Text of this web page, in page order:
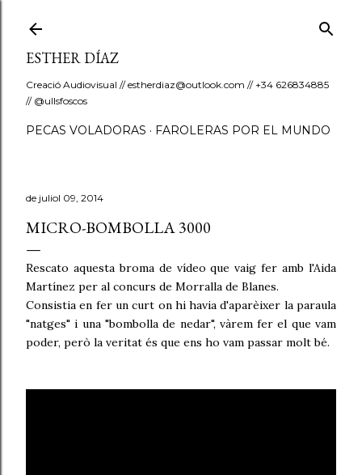
ESTHER DÍAZ
Creació Audiovisual // estherdiaz@outlook.com // +34 626834885
// @ullsfoscos
PECAS VOLADORAS FAROLERAS POR EL MUNDO
de juliol 09, 2014
MICRO-BOMBOLLA 3000
Rescato aquesta broma de vídeo que vaig fer amb l'Aida
Martínez per al concurs de Morralla de Blanes.
Consistia en fer un curt on hi havia d'aparèixer la paraula
"natges" i una "bombolla de nedar", vàrem fer el que vam
poder, però la veritat és que ens ho vam passar molt bé.